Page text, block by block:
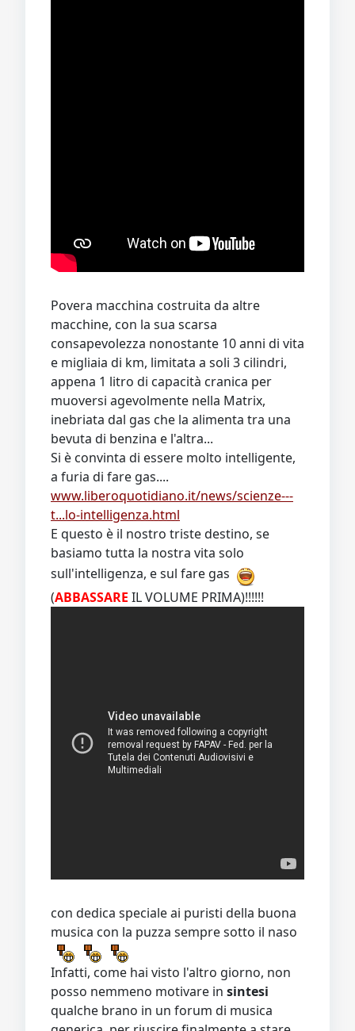
Povera macchina costruita da altre
macchine, con la sua scarsa
consapevolezza nonostante 10 anni di vita
e migliaia di km, limitata a soli 3 cilindri,
appena 1 litro di capacità cranica per
muoversi agevolmente nella Matrix,
inebriata dal gas che la alimenta tra una
bevuta di benzina e l'altra...
Si è convinta di essere molto intelligente,
a furia di fare gas....
www.liberoquotidiano.it/news/scienze---
t...lo-intelligenza.html
E questo è il nostro triste destino, se
basiamo tutta la nostra vita solo
sull'intelligenza, e sul fare gas
(ABBASSARE IL VOLUME PRIMA)!!!!!!
con dedica speciale ai puristi della buona
musica con la puzza sempre sotto il naso
Infatti, come hai visto l'altro giorno, non
posso nemmeno motivare in sintesi
qualche brano in un forum di musica